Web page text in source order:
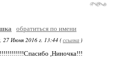
обратиться по имени
27 Июня 2016 г. 13:44 (ссылка )
,Ниночка!!!